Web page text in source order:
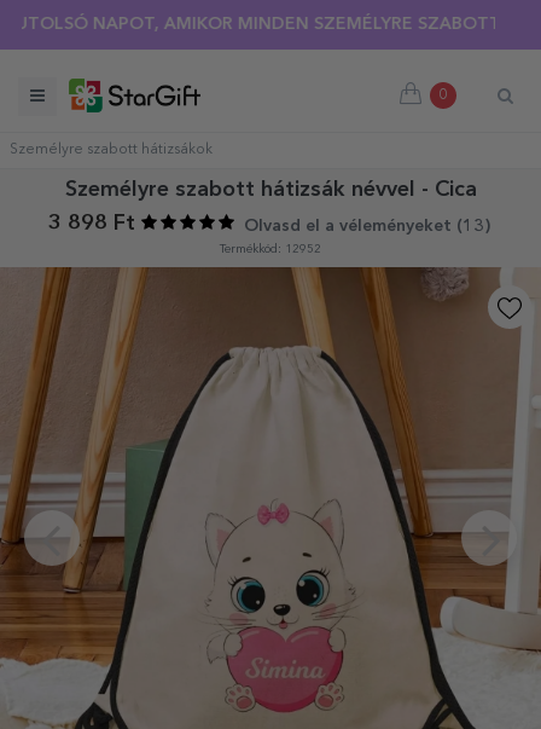
NAPOT, AMIKOR MINDEN SZEMÉLYRE SZABOTT PÓLÓRA
0
Személyre szabott hátizsákok
Személyre szabott hátizsák névvel - Cica
3 898 Ft
Olvasd el a véleményeket (13 )
Termékkód: 12952